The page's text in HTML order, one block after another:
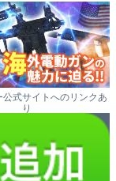
式サイトへのリンクあ
り